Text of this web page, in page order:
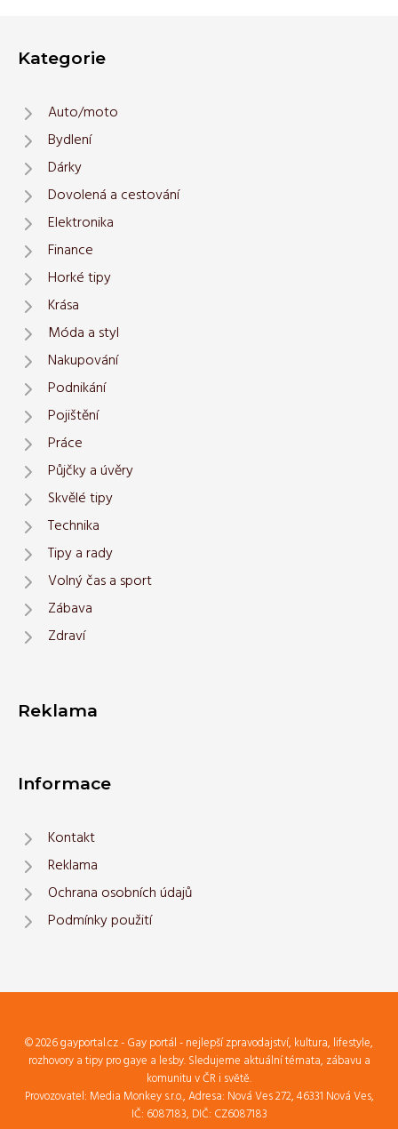
Kategorie
Auto/moto
Bydlení
Dárky
Dovolená a cestování
Elektronika
Finance
Horké tipy
Krása
Móda a styl
Nakupování
Podnikání
Pojištění
Práce
Půjčky a úvěry
Skvělé tipy
Technika
Tipy a rady
Volný čas a sport
Zábava
Zdraví
Reklama
Informace
Kontakt
Reklama
Ochrana osobních údajů
Podmínky použití
© 2026 gayportal.cz - Gay portál - nejlepší zpravodajství, kultura, lifestyle,
rozhovory a tipy pro gaye a lesby. Sledujeme aktuální témata, zábavu a
komunitu v ČR i světě.
Provozovatel: Media Monkey s.r.o., Adresa: Nová Ves 272, 46331 Nová Ves,
IČ: 6087183, DIČ: CZ6087183